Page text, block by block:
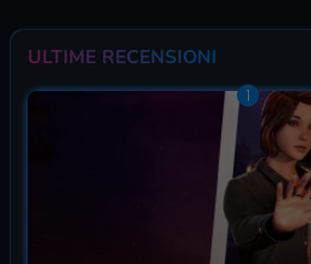
ULTIME RECENSIONI